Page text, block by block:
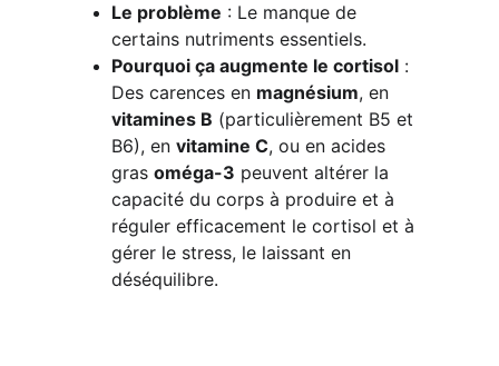
Le problème : Le manque de
certains nutriments essentiels.
Pourquoi ça augmente le cortisol :
Des carences en magnésium, en
vitamines B (particulièrement B5 et
B6), en vitamine C, ou en acides
gras oméga-3 peuvent altérer la
capacité du corps à produire et à
réguler efficacement le cortisol et à
gérer le stress, le laissant en
déséquilibre.